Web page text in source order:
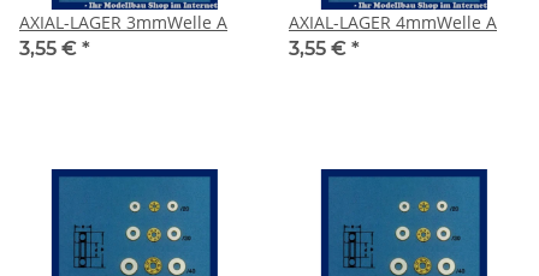
AXIAL-LAGER 3mmWelle A
3,55 € *
AXIAL-LAGER 4mmWelle A
3,55 € *